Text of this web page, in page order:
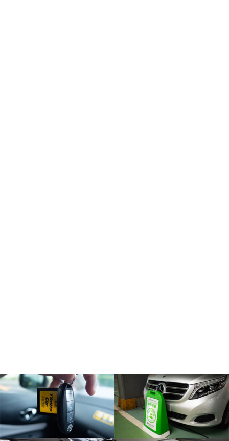
【7/31まで】カレコ 3000円クーポンプレゼント